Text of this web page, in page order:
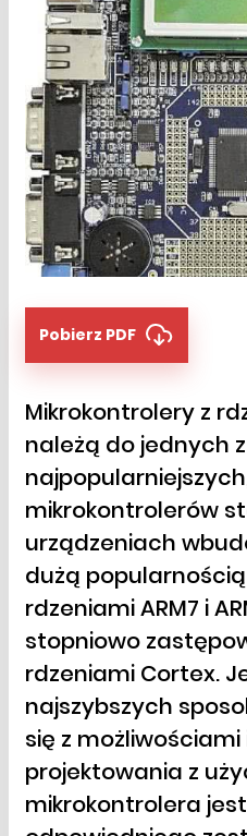
Pobierz PDF
Mikrokontrolery z
należą do jednych z
mikrokontrolerów
urządzeniach
dużą
rdzeniami ARM7 i
stopniowo
rdzeniami Cortex.
najszybszych
się z
projektowania z
mikrokontrolera